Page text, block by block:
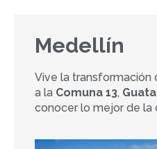
Medellín
Vive la transformación
a la Comuna 13,
conocer lo mejor de la